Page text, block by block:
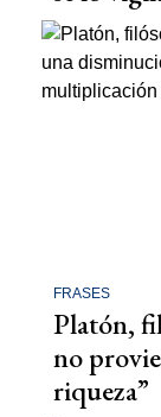
FRASES
Platón,
no
riqueza”